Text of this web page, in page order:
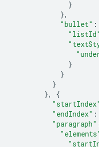
}
},
"bullet" :
"listId"
}
}
}
},
{
"startIndex"
"endIndex" :
"paragraph"